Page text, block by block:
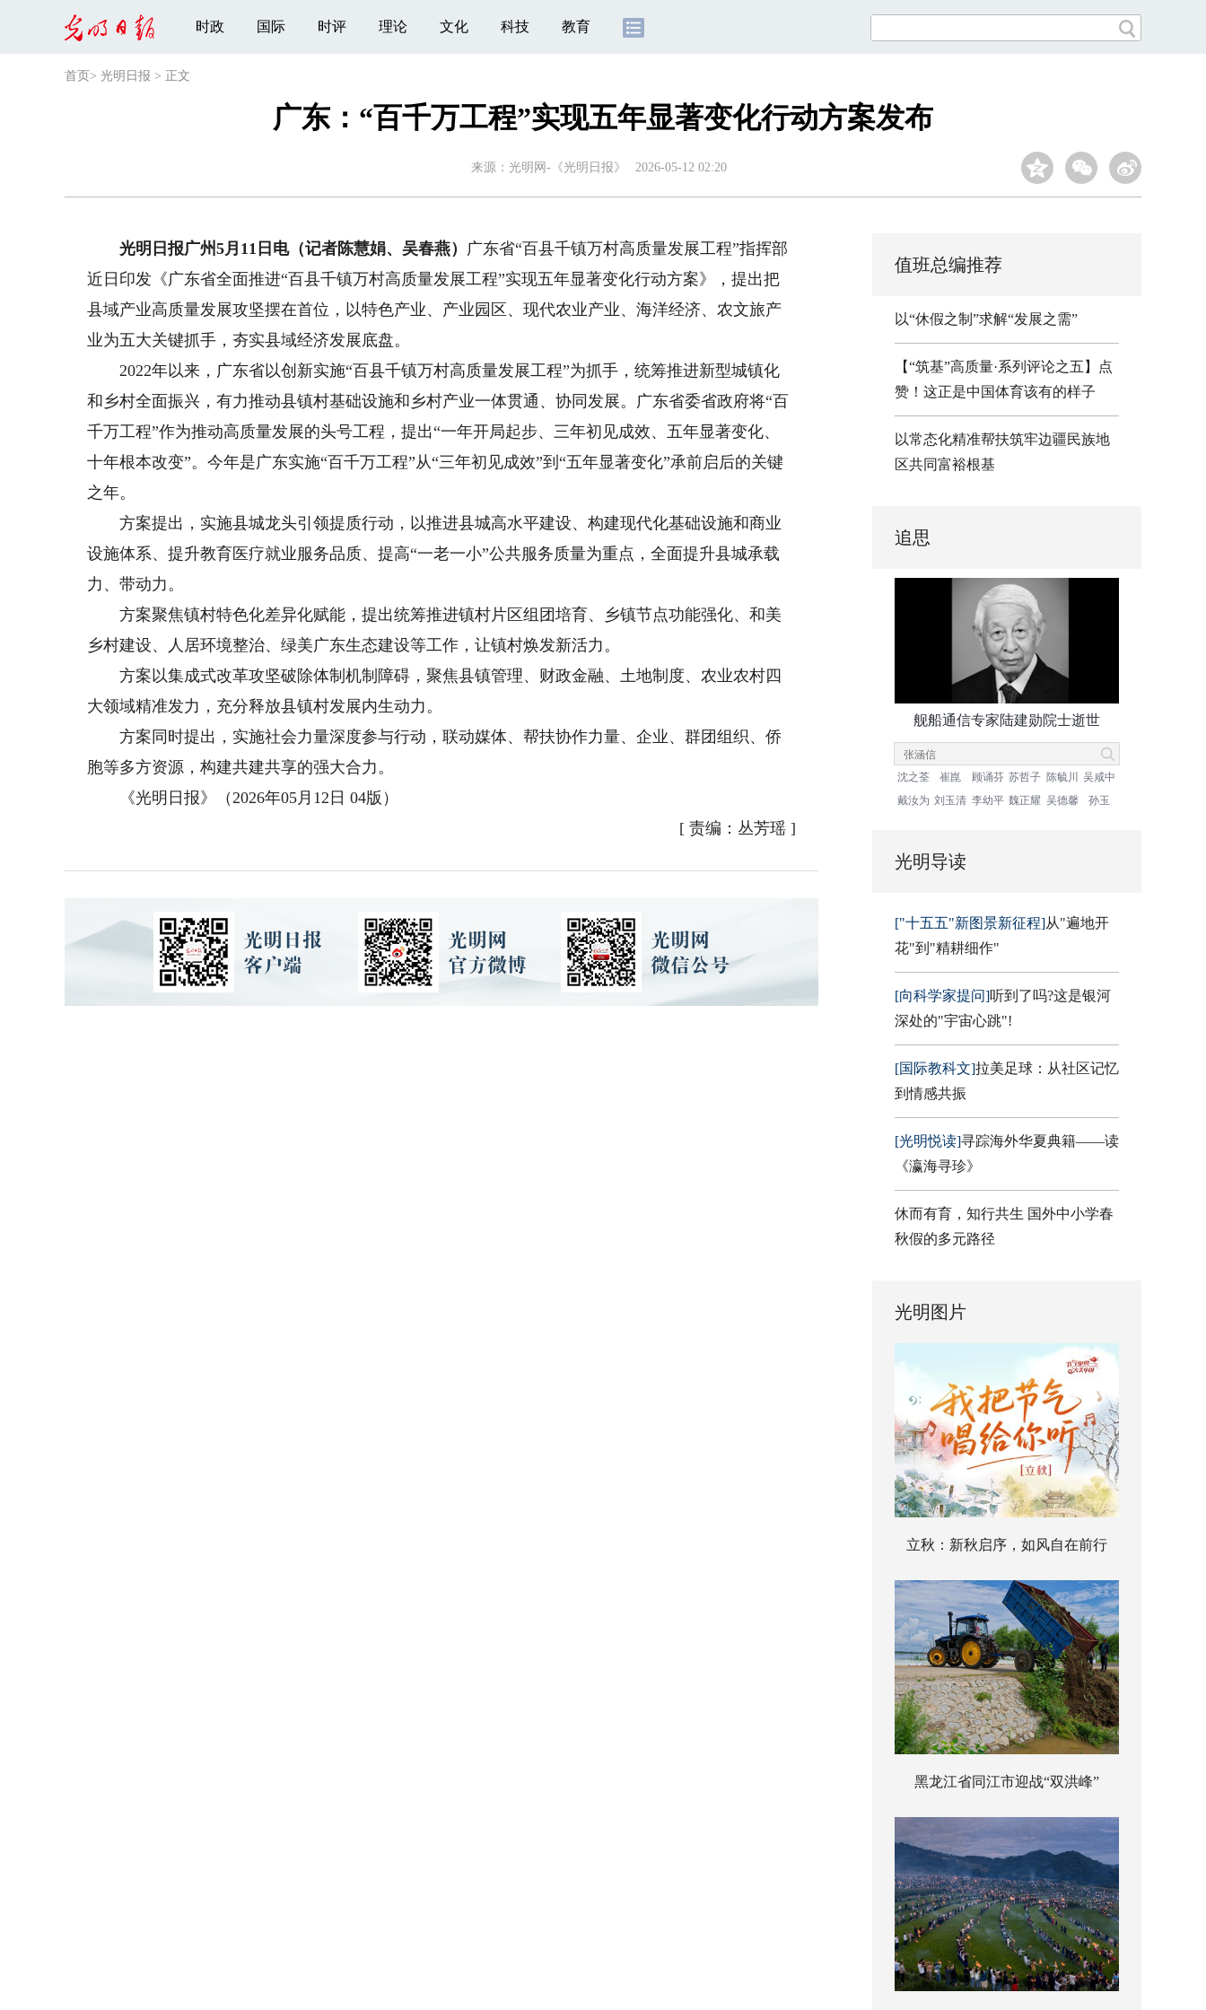
时政 国际 时评 理论 文化 科技 教育
首页 > 光明日报 > 正文
广东：“百千万工程”实现五年显著变化行动方案发布
来源： 光明网-《光明日报》 2026-05-12 02:20
光明日报广州5月11日电（记者陈慧娟、吴春燕） 广东省“百县千镇万村高质量发展工程”指挥部
近日印发《广东省全面推进“百县千镇万村高质量发展工程”实现五年显著变化行动方案》，提出把
县域产业高质量发展攻坚摆在首位，以特色产业、产业园区、现代农业产业、海洋经济、农文旅产
业为五大关键抓手，夯实县域经济发展底盘。
2022年以来，广东省以创新实施“百县千镇万村高质量发展工程”为抓手，统筹推进新型城镇化
和乡村全面振兴，有力推动县镇村基础设施和乡村产业一体贯通、协同发展。广东省委省政府将“百
千万工程”作为推动高质量发展的头号工程，提出“一年开局起步、三年初见成效、五年显著变化、
十年根本改变”。今年是广东实施“百千万工程”从“三年初见成效”到“五年显著变化”承前启后的关键
之年。
方案提出，实施县城龙头引领提质行动，以推进县城高水平建设、构建现代化基础设施和商业
设施体系、提升教育医疗就业服务品质、提高“一老一小”公共服务质量为重点，全面提升县城承载
力、带动力。
方案聚焦镇村特色化差异化赋能，提出统筹推进镇村片区组团培育、乡镇节点功能强化、和美
乡村建设、人居环境整治、绿美广东生态建设等工作，让镇村焕发新活力。
方案以集成式改革攻坚破除体制机制障碍，聚焦县镇管理、财政金融、土地制度、农业农村四
大领域精准发力，充分释放县镇村发展内生动力。
方案同时提出，实施社会力量深度参与行动，联动媒体、帮扶协作力量、企业、群团组织、侨
胞等多方资源，构建共建共享的强大合力。
《光明日报》（2026年05月12日 04版）
[ 责编：丛芳瑶]
值班总编推荐
以“休假之制”求解“发展之需”
【“筑基”高质量·系列评论之五】点
赞！这正是中国体育该有的样子
以常态化精准帮扶筑牢边疆民族地
区共同富裕根基
追思
舰船通信专家陆建勋院士逝世
沈之荃 崔崑 顾诵芬 苏哲子 陈毓川
吴咸中
戴汝为 刘玉清 李幼平 魏正耀 吴德馨 孙玉
光明导读
["十五五"新图景新征程]从"遍地开
花"到"精耕细作"
[向科学家提问]听到了吗?这是银河
深处的"宇宙心跳"!
[国际教科文]拉美足球：从社区记忆
到情感共振
[光明悦读]寻踪海外华夏典籍——读
《瀛海寻珍》
休而有育，知行共生 国外中小学春
秋假的多元路径
光明图片
立秋：新秋启序，如风自在前行
黑龙江省同江市迎战“双洪峰”